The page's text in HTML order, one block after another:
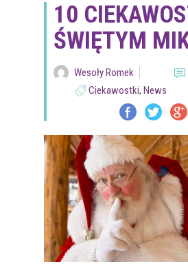
10
ŚWIĘTYM
Wesoły Romek
Ciekawostki, News